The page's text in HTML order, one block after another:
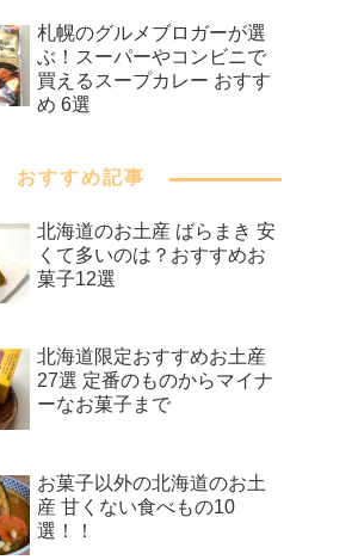
札幌のグルメブロガーが選
ぶ！スーパーやコンビニで
買えるスープカレー おすす
め 6選
おすすめ記事
北海道のお土産 ばらまき 安
くて多いのは？おすすめお
菓子12選
北海道限定おすすめお土産
27選 定番のものからマイナ
ーなお菓子まで
お菓子以外の北海道のお土
産 甘くない食べもの10
選！！